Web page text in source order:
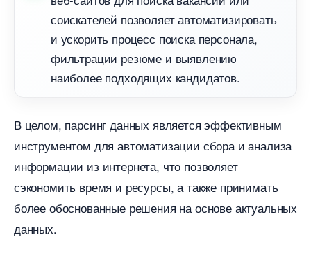
соискателей позволяет автоматизировать
и ускорить процесс поиска персонала,
фильтрации резюме и выявлению
наиболее подходящих кандидатов.
целом, парсинг данных является эффективным
инструментом для автоматизации сбора и анализа
информации из интернета, что позволяет
сэкономить время и ресурсы, а также принимать
олее обоснованные решения на основе актуальных
данных.​